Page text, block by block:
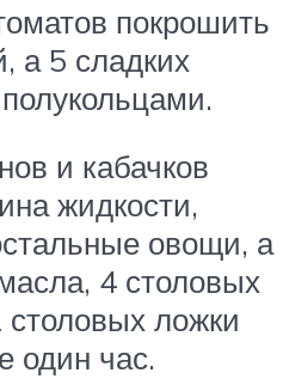
покрошить
а 5 сладких
и кабачков
жидкости,
овощи, а
4 столовых
ложки
один час.